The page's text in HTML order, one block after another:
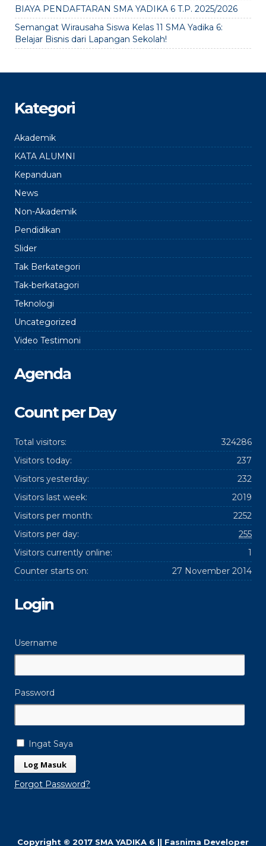
BIAYA PENDAFTARAN SMA YADIKA 6 T.P. 2025/2026
Semangat Wirausaha Siswa Kelas 11 SMA Yadika 6:
Belajar Bisnis dari Lapangan Sekolah!
Kategori
Akademik
KATA ALUMNI
Kepanduan
News
Non-Akademik
Pendidikan
Slider
Tak Berkategori
Tak-berkatagori
Teknologi
Uncategorized
Video Testimoni
Agenda
Count per Day
324286
Total visitors:
237
Visitors today:
232
Visitors yesterday:
2019
Visitors last week:
2252
Visitors per month:
255
Visitors per day:
1
Visitors currently online:
27 November 2014
Counter starts on:
Login
Username
Password
Ingat Saya
Forgot Password?
Copyright © 2017 SMA YADIKA 6 || Fasnima Developer